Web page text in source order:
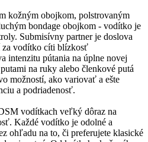
kožným obojkom, polstrovaným
bondage obojkom - vodítko je
Submisívny partner je doslova
za vodítko cíti blízkosť
intenzitu pútania na úplne novej
na ruky alebo členkové putá
možností, ako variovať a ešte
a podriadenosť.
vodítkach veľký dôraz na
Každé vodítko je odolné a
ohľadu na to, či preferujete klasické